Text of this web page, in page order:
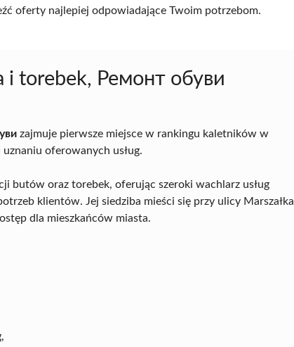
oferty najlepiej odpowiadające Twoim potrzebom.
i torebek, Ремонт обуви
zajmuje pierwsze miejsce w rankingu kaletników w
oferowanych usług.
butów oraz torebek, oferując szeroki wachlarz usług
klientów. Jej siedziba mieści się przy ulicy Marszałka
dla mieszkańców miasta.